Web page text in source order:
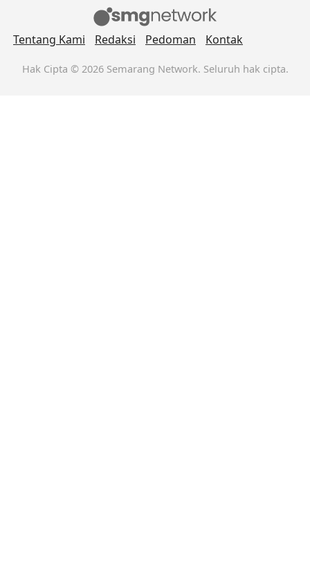
Tentang Kami Redaksi Pedoman Kontak
Hak Cipta © 2026 Semarang Network. Seluruh hak cipta.